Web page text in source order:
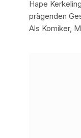
Hape
prägenden
Als Komiker,